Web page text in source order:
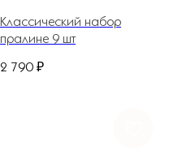
Классический набор
пралине 9 шт
2 790 ₽